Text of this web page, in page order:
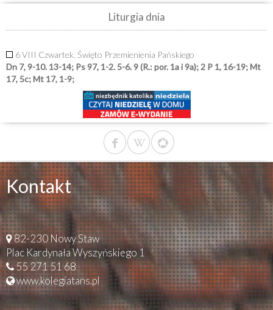
Liturgia dnia
6 VIII Czwartek. Święto Przemienienia Pańskiego
Dn 7, 9-10. 13-14; Ps 97, 1-2. 5-6. 9 (R.: por. 1a i 9a); 2 P 1, 16-19; Mt
17, 5c; Mt 17, 1-9;
Kontakt
82-230 Nowy Staw
Plac Kardynała Wyszyńskiego 1
55 271 51 68
www.kolegiatans.pl